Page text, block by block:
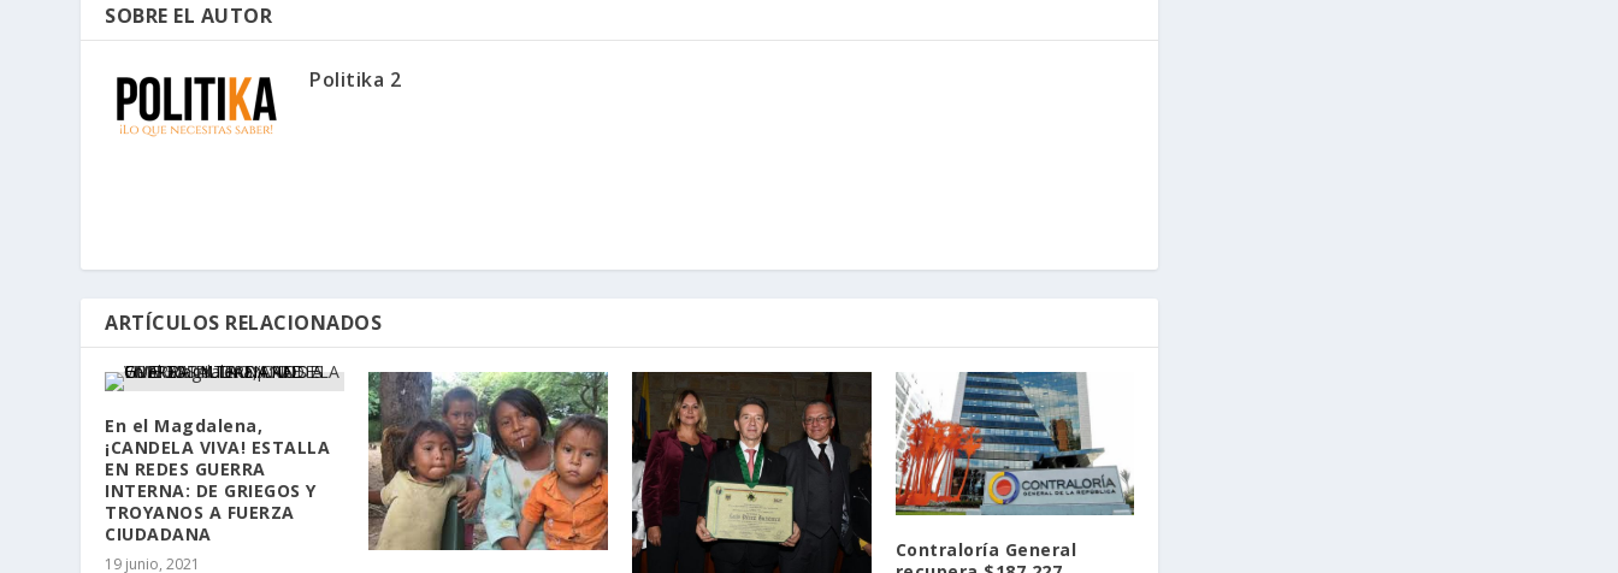
SOBRE EL AUTOR
Politika 2
ARTÍCULOS RELACIONADOS
En el Magdalena,
¡CANDELA VIVA! ESTALLA
EN REDES GUERRA
INTERNA: DE GRIEGOS Y
TROYANOS A FUERZA
CIUDADANA
19 junio, 2021
Contraloría General